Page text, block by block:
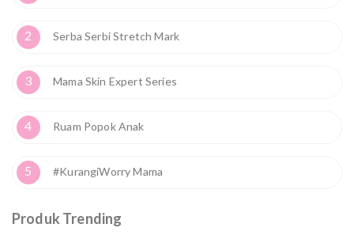
2 Serba Serbi Stretch Mark
3 Mama Skin Expert Series
4 Ruam Popok Anak
5 #KurangiWorry Mama
Produk Trending